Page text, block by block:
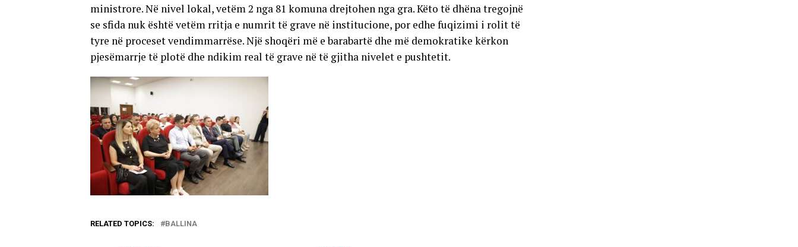
ministrore. Në nivel lokal, vetëm 2 nga 81 komuna drejtohen nga gra. Këto të dhëna tregojnë
se sfida nuk është vetëm rritja e numrit të grave në institucione, por edhe fuqizimi i rolit të
tyre në proceset vendimmarrëse. Një shoqëri më e barabartë dhe më demokratike kërkon
pjesëmarrje të plotë dhe ndikim real të grave në të gjitha nivelet e pushtetit.
RELATED TOPICS: BALLINA